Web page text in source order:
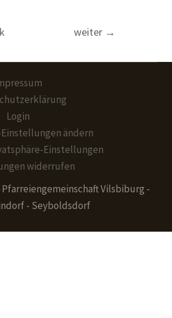
weiter →
Login
ändern
Einstellungen
widerrufen
Vilsbiburg -
- Seyboldsdorf